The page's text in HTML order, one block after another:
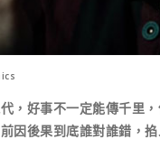
，好事不一定能傳千里
因後果到底誰對誰錯，